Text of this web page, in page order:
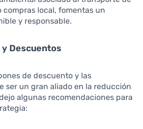
compras local, fomentas un
y responsable.
y Descuentos
de descuento y las
ser un gran aliado en la reducción
algunas recomendaciones para